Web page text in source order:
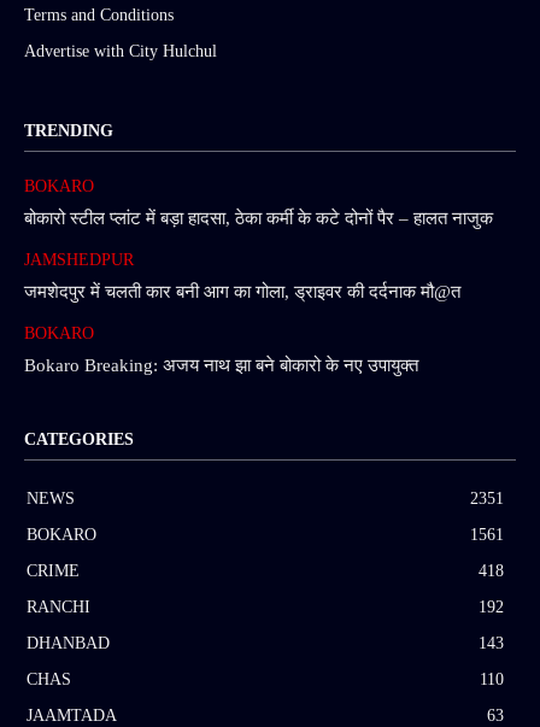
Terms and Conditions
Advertise with City Hulchul
TRENDING
BOKARO
बोकारो स्टील प्लांट में बड़ा हादसा, ठेका कर्मी के कटे दोनों पैर – हालत नाजुक
JAMSHEDPUR
जमशेदपुर में चलती कार बनी आग का गोला, ड्राइवर की दर्दनाक मौ@त
BOKARO
Bokaro Breaking: अजय नाथ झा बने बोकारो के नए उपायुक्त
CATEGORIES
NEWS
2351
BOKARO
1561
CRIME
418
RANCHI
192
DHANBAD
143
CHAS
110
JAAMTADA
63